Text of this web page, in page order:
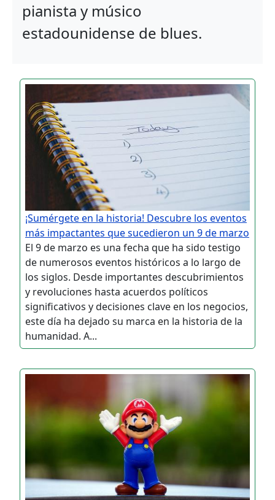
pianista y músico
estadounidense de blues.
¡Sumérgete en la historia! Descubre los eventos
más impactantes que sucedieron un 9 de marzo
El 9 de marzo es una fecha que ha sido testigo
de numerosos eventos históricos a lo largo de
los siglos. Desde importantes descubrimientos
y revoluciones hasta acuerdos políticos
significativos y decisiones clave en los negocios,
este día ha dejado su marca en la historia de la
humanidad. A...